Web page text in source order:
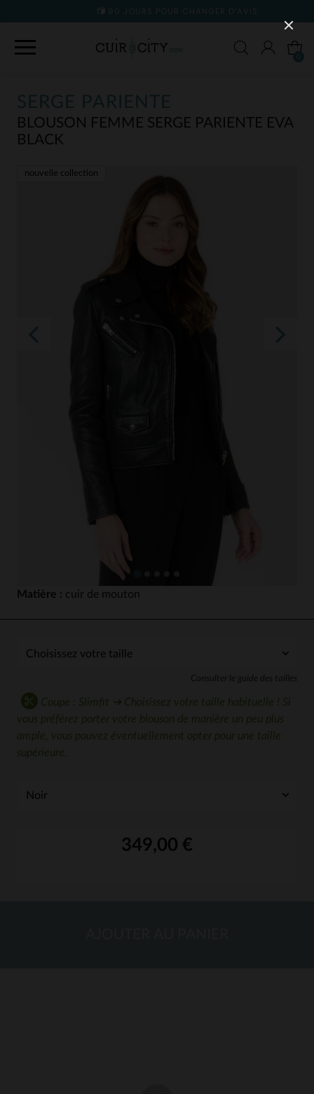
90 JOURS POUR CHANGER D'AVIS
SERGE PARIENTE
BLOUSON FEMME SERGE PARIENTE EVA
BLACK
nouvelle collection
Matière : cuir de mouton
Consulter le guide des tailles
Coupe : Slimfit ➔ Choisissez votre taille habituelle ! Si
vous préférez porter votre blouson de manière un peu plus
ample, vous pouvez éventuellement opter pour une taille
supérieure.
349,00 €